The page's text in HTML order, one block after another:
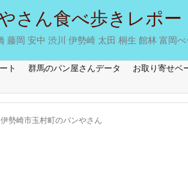
さん食べ歩きレポー
藤岡 安中 渋川 伊勢崎 太田 桐生 館林 富岡
ト 群馬のパン屋さんデータ お取り寄せベ
伊勢崎市玉村町のパンやさん